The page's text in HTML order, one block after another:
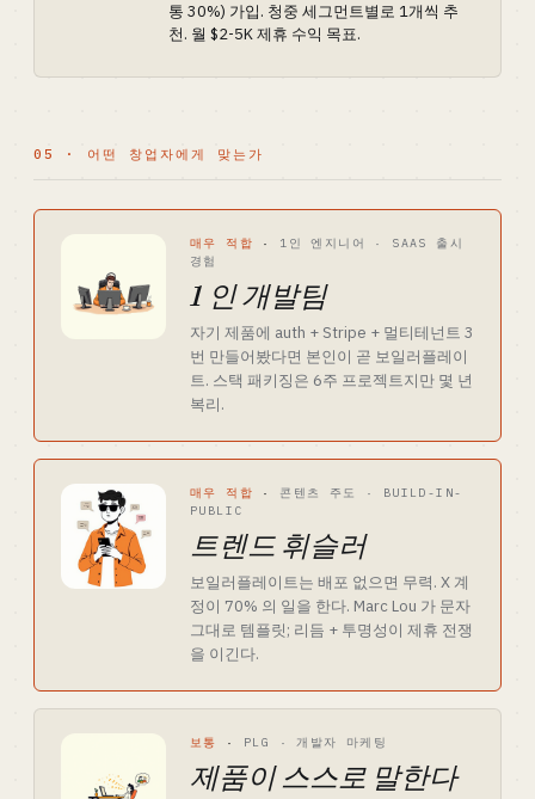
통 30%) 가입. 청중 세그먼트별로 1개씩 추
천. 월 $2-5K 제휴 수익 목표.
05 · 어떤 창업자에게 맞는가
매우 적합 · 1인 엔지니어 · SAAS 출시
경험
1 인 개발팀
자기 제품에 auth + Stripe + 멀티테넌트 3
번 만들어봤다면 본인이 곧 보일러플레이
트. 스택 패키징은 6주 프로젝트지만 몇 년
복리.
매우 적합 · 콘텐츠 주도 · BUILD-IN-
PUBLIC
트렌드 휘슬러
보일러플레이트는 배포 없으면 무력. X 계
정이 70% 의 일을 한다. Marc Lou 가 문자
그대로 템플릿; 리듬 + 투명성이 제휴 전쟁
을 이긴다.
보통 · PLG · 개발자 마케팅
제품이 스스로 말한다